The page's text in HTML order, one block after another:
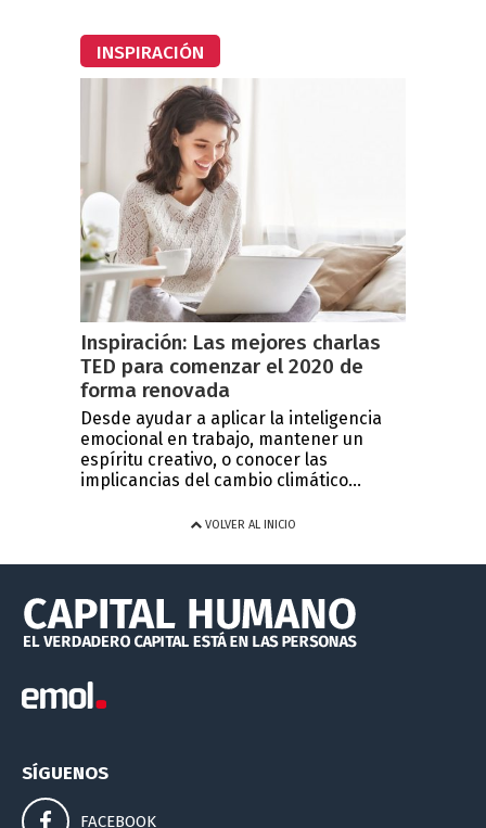
INSPIRACIÓN
Inspiración: Las mejores charlas
TED para comenzar el 2020 de
forma renovada
Desde ayudar a aplicar la inteligencia
emocional en trabajo, mantener un
espíritu creativo, o conocer las
implicancias del cambio climático...
VOLVER AL INICIO
SÍGUENOS
FACEBOOK